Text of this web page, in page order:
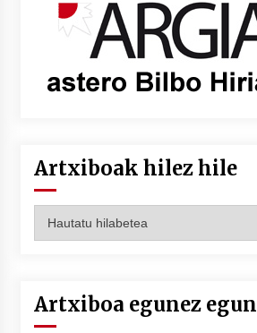
Artxiboak hilez hile
hilez
Artxiboa egunez egun